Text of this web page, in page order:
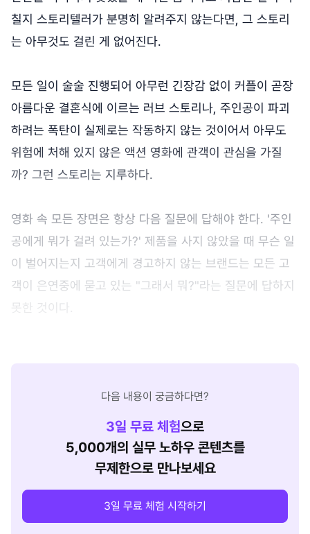
칠지 스토리텔러가 분명히 알려주지 않는다면, 그 스토리
는 아무것도 걸린 게 없어진다.
모든 일이 술술 진행되어 아무런 긴장감 없이 커플이 곧장
아름다운 결혼식에 이르는 러브 스토리나, 주인공이 파괴
하려는 폭탄이 실제로는 작동하지 않는 것이어서 아무도
위험에 처해 있지 않은 액션 영화에 관객이 관심을 가질
까? 그런 스토리는 지루하다.
영화 속 모든 장면은 항상 다음 질문에 답해야 한다. '주인
공에게 뭐가 걸려 있는가?' 제품을 사지 않았을 때 무슨 일
이 벌어지는지 고객에게 경고하지 않는 브랜드는 모든 고
객이 은연중에 묻고 있는 "그래서 뭐?"라는 질문에 답하지
못한 것이다.
다음 내용이 궁금하다면?
3일 무료 체험으로
5,000개의 실무 노하우 콘텐츠를
무제한으로 만나보세요
3일 무료 체험 시작하기